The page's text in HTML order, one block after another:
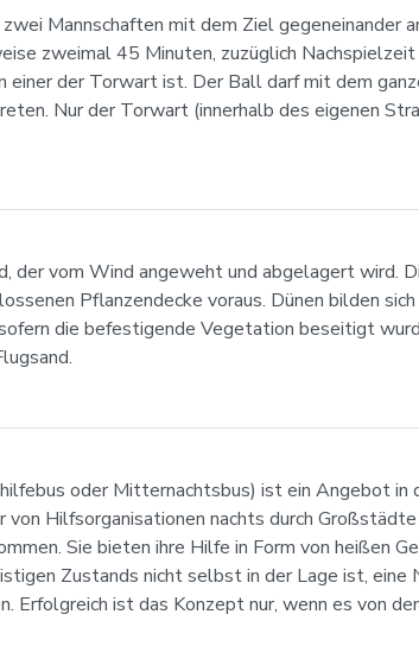
Mannschaften mit dem Ziel gegeneinander
zweimal 45 Minuten, zuzüglich
einer der Torwart ist. Der Ball darf mit dem
Nur der Torwart (innerhalb des eigenen
der vom Wind angeweht und abgelagert wird.
Pflanzendecke voraus. Dünen bilden
die befestigende Vegetation beseitigt
oder Mitternachtsbus) ist ein Angebot in
Hilfsorganisationen nachts durch
Sie bieten ihre Hilfe in Form von heißen
Zustands nicht selbst in der Lage ist,
Erfolgreich ist das Konzept nur, wenn es von